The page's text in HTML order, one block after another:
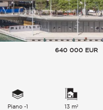
640 000 EUR
Piano -1 13 m²